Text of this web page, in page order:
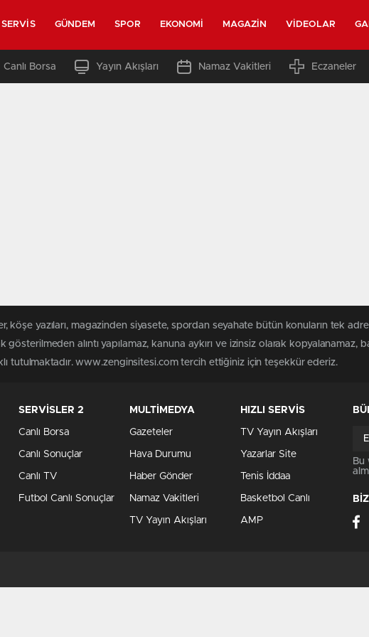
SERVIS GÜNDEM SPOR EKONOMI MAGAZIN VIDEOLAR
Canlı Borsa Yayın Akışları Namaz Vakitleri Eczaneler
köşe yazıları, magazinden siyasete, spordan seyahate bütün konuların tek
alıntı yapılamaz, kanuna aykırı ve izinsiz olarak kopyalanamaz,
tutulmaktadır. www.zenginsitesi.com tercih ettiğiniz için teşekkür ederiz.
SERVİSLER 2
Canlı Borsa
Canlı Sonuçlar
Canlı TV
Futbol Canlı Sonuçlar
MULTİMEDYA
Gazeteler
Hava Durumu
Haber Gönder
Namaz Vakitleri
TV Yayın Akışları
HIZLI SERVİS
TV Yayın Akışları
Yazarlar Site
Tenis İddaa
Basketbol Canlı
AMP
Bu